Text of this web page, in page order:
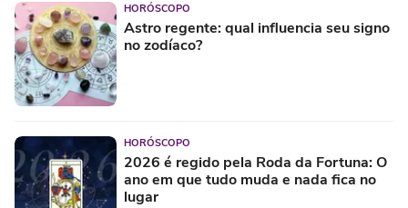
HORÓSCOPO
Astro regente: qual influencia seu signo
no zodíaco?
HORÓSCOPO
2026 é regido pela Roda da Fortuna: O
ano em que tudo muda e nada fica no
lugar